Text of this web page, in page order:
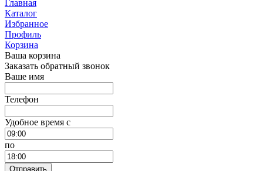
Главная
Каталог
Избранное
Профиль
Корзина
Ваша корзина
Заказать обратный звонок
Ваше имя
Телефон
Удобное время c
по
Отправить